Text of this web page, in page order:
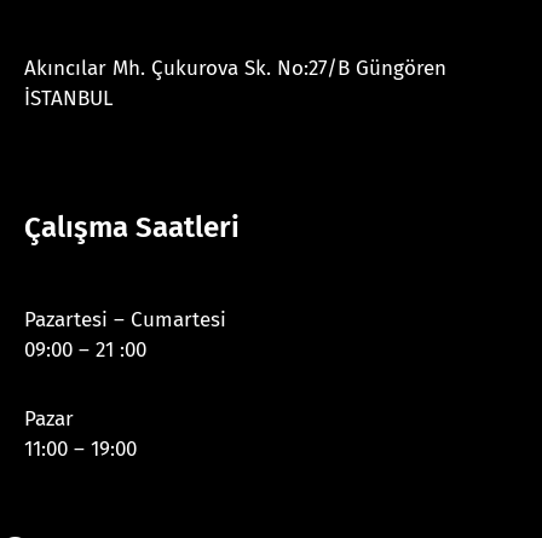
Akıncılar Mh. Çukurova Sk. No:27/B Güngören
İSTANBUL
Çalışma Saatleri
Pazartesi – Cumartesi
09:00 – 21 :00
Pazar
11:00 – 19:00